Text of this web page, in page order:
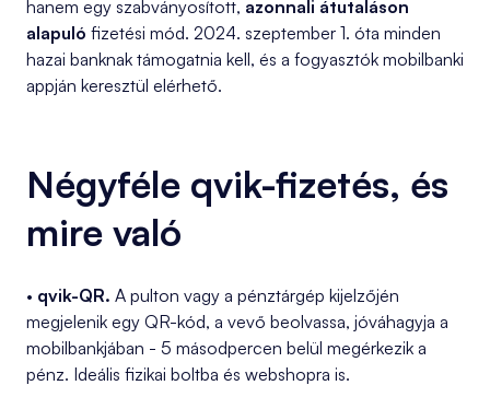
hanem egy szabványosított, azonnali átutaláson
alapuló fizetési mód. 2024. szeptember 1. óta minden
hazai banknak támogatnia kell, és a fogyasztók mobilbanki
appján keresztül elérhető.
Négyféle qvik-fizetés, és
mire való
• qvik-QR. A pulton vagy a pénztárgép kijelzőjén
megjelenik egy QR-kód, a vevő beolvassa, jóváhagyja a
mobilbankjában - 5 másodpercen belül megérkezik a
pénz. Ideális fizikai boltba és webshopra is.